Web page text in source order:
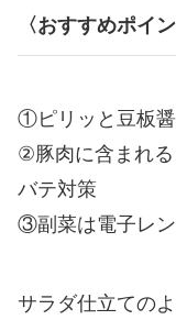
〈おすすめポイン
①ピリッと豆板
②豚肉に含まれ
バテ対策
③副菜は電子レ
サラダ仕立ての